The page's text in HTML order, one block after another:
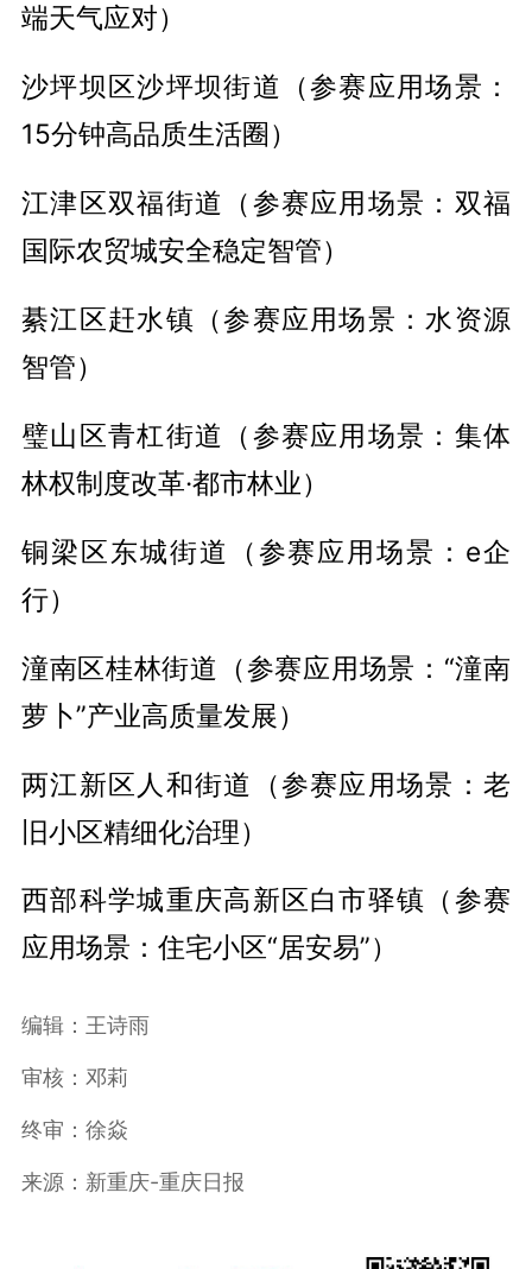
端天气应对）
沙坪坝区沙坪坝街道（参赛应用场景：
15分钟高品质生活圈）
江津区双福街道（参赛应用场景：双福
国际农贸城安全稳定智管）
綦江区赶水镇（参赛应用场景：水资源
智管）
璧山区青杠街道（参赛应用场景：集体
林权制度改革·都市林业）
铜梁区东城街道（参赛应用场景：e企
行）
潼南区桂林街道（参赛应用场景：“潼南
萝卜”产业高质量发展）
两江新区人和街道（参赛应用场景：老
旧小区精细化治理）
西部科学城重庆高新区白市驿镇（参赛
应用场景：住宅小区“居安易”）
编辑：王诗雨
审核：邓莉
终审：徐焱
来源：新重庆-重庆日报